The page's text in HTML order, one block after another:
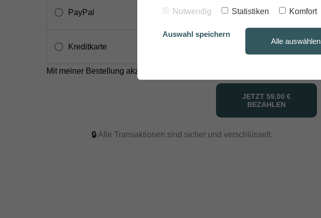
PayPal
Kreditkarte
Mit meiner Bestellung akzeptiere ich die
JETZT 59,00 €
BEZAHLEN
🔒 Alle Transaktionen sind sicher und verschlüsselt.
Notwendig Statistiken Komfort
Auswahl speichern
Alle auswählen